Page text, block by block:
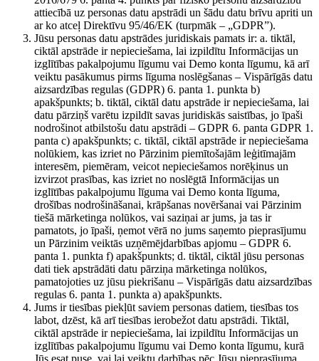
attiecībā uz personas datu apstrādi un šādu datu brīvu apriti un
ar ko atceļ Direktīvu 95/46/EK (turpmāk – „GDPR”).
Jūsu personas datu apstrādes juridiskais pamats ir: a. tiktāl,
ciktāl apstrāde ir nepieciešama, lai izpildītu Informācijas un
izglītības pakalpojumu līgumu vai Demo konta līgumu, kā arī
veiktu pasākumus pirms līguma noslēgšanas – Vispārīgās datu
aizsardzības regulas (GDPR) 6. panta 1. punkta b)
apakšpunkts; b. tiktāl, ciktāl datu apstrāde ir nepieciešama, lai
datu pārziņš varētu izpildīt savas juridiskās saistības, jo īpaši
nodrošinot atbilstošu datu apstrādi – GDPR 6. panta GDPR 1.
panta c) apakšpunkts; c. tiktāl, ciktāl apstrāde ir nepieciešama
nolūkiem, kas izriet no Pārzinim piemītošajām leģitīmajām
interesēm, piemēram, veicot nepieciešamos norēķinus un
izvirzot prasības, kas izriet no noslēgtā Informācijas un
izglītības pakalpojumu līguma vai Demo konta līguma,
drošības nodrošināšanai, krāpšanas novēršanai vai Pārzinim
tiešā mārketinga nolūkos, vai saziņai ar jums, ja tas ir
pamatots, jo īpaši, ņemot vērā no jums saņemto pieprasījumu
un Pārzinim veiktās uzņēmējdarbības apjomu – GDPR 6.
panta 1. punkta f) apakšpunkts; d. tiktāl, ciktāl jūsu personas
dati tiek apstrādāti datu pārziņa mārketinga nolūkos,
pamatojoties uz jūsu piekrišanu – Vispārīgās datu aizsardzības
regulas 6. panta 1. punkta a) apakšpunkts.
Jums ir tiesības piekļūt saviem personas datiem, tiesības tos
labot, dzēst, kā arī tiesības ierobežot datu apstrādi. Tiktāl,
ciktāl apstrāde ir nepieciešama, lai izpildītu Informācijas un
izglītības pakalpojumu līgumu vai Demo konta līgumu, kurā
Jūs esat puse, vai lai veiktu darbības pēc Jūsu pieprasījuma